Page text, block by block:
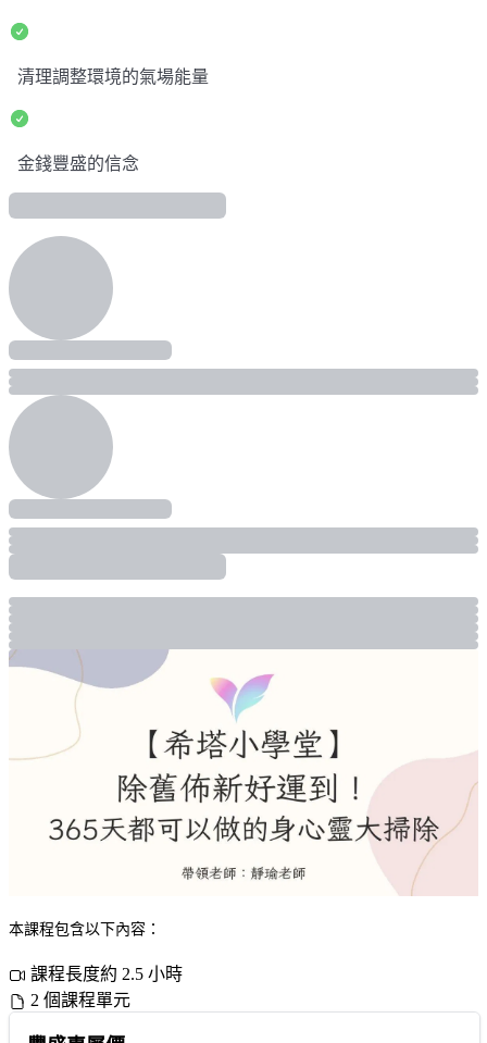
清理調整環境的氣場能量
金錢豐盛的信念
本課程包含以下內容：
課程長度約 2.5 小時
2 個課程單元